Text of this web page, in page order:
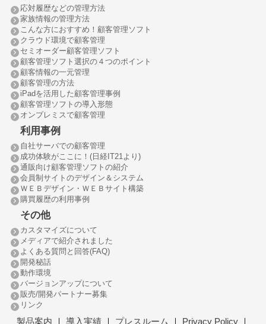
応対履歴などの管理方法
家族情報の管理方法
こんな方におすすめ！顧客管理ソフト
クラウド環境で顧客管理
セミオーダー顧客管理ソフト
顧客管理ソフト選択の４つのポイント
顧客情報の一元管理
顧客管理の方法
iPadを活用した顧客管理事例
顧客管理ソフトの導入形態
オンプレミスで顧客管理
利用事例
自社サーバでの顧客管理
成功体験がここに！(日経IT21より)
通販向け顧客管理ソフトの紹介
会員制サイトのデザイン＆システム
ＷＥＢデザイン・ＷＥＢサイト構築
購買履歴の利用事例
その他
カスタマイズについて
メディアで紹介されました
よくある質問と回答(FAQ)
開発秘話
動作環境
バージョンアップについて
販売/開発パートナー募集
リンク
製品案内 ｜ 導入実績 ｜ プレスルーム ｜ Privacy Policy ｜